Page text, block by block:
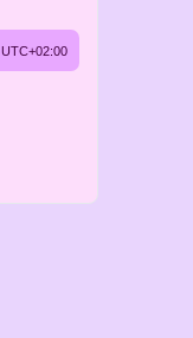
UTC+02:00